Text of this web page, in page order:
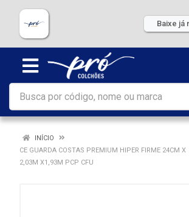
Baixe já
INÍCIO
CE GUARDA COSTAS PREMIUM HIPER FIRME 24CM X
2,03M X1,93M PCP CFU